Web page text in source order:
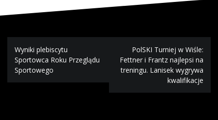
N
a
w
Wyniki plebiscytu
Sportowca Roku Przeglądu
Sportowego
PolSKI Turniej w Wiśle:
Fettner i Frantz najlepsi na
treningu. Lanisek wygrywa
kwalifikacje